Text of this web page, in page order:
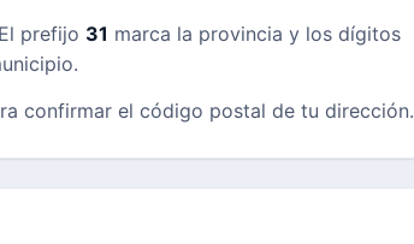
prefijo 31 marca la provincia y los dígitos
confirmar el código postal de tu dirección.